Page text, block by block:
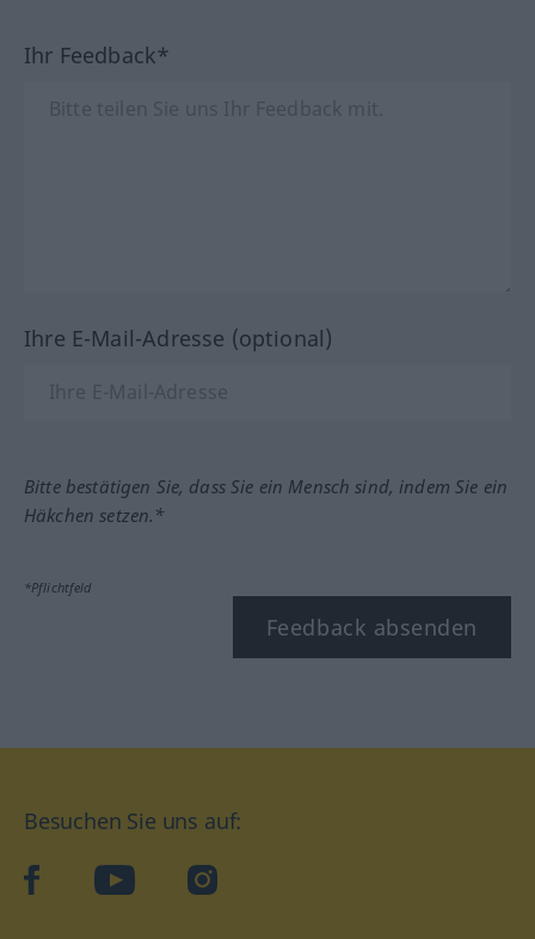
Ihr Feedback*
Ihre E-Mail-Adresse (optional)
Bitte bestätigen Sie, dass Sie ein Mensch sind, indem Sie ein
Häkchen setzen.*
*Pflichtfeld
Feedback absenden
Besuchen Sie uns auf:
facebookYouTube Instagram